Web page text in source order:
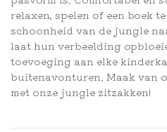
relaxen, spelen of een boek
schoonheid van de jungle
laat hun verbeelding
toevoeging aan elke
buitenavonturen. Maak van
met onze jungle zitzakken!